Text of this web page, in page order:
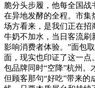
脆分头步履，他每全国战
在异地发酵的全程。市
场方看来，是我们正在招
牛奶不加水，当日客流刷
影响消费者体验。”面包
面，现实也印证了这一点
包品牌同时“空降”杭州
但顾客那句“好吃”带来